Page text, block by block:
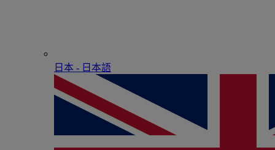
日本 - ⽇本語